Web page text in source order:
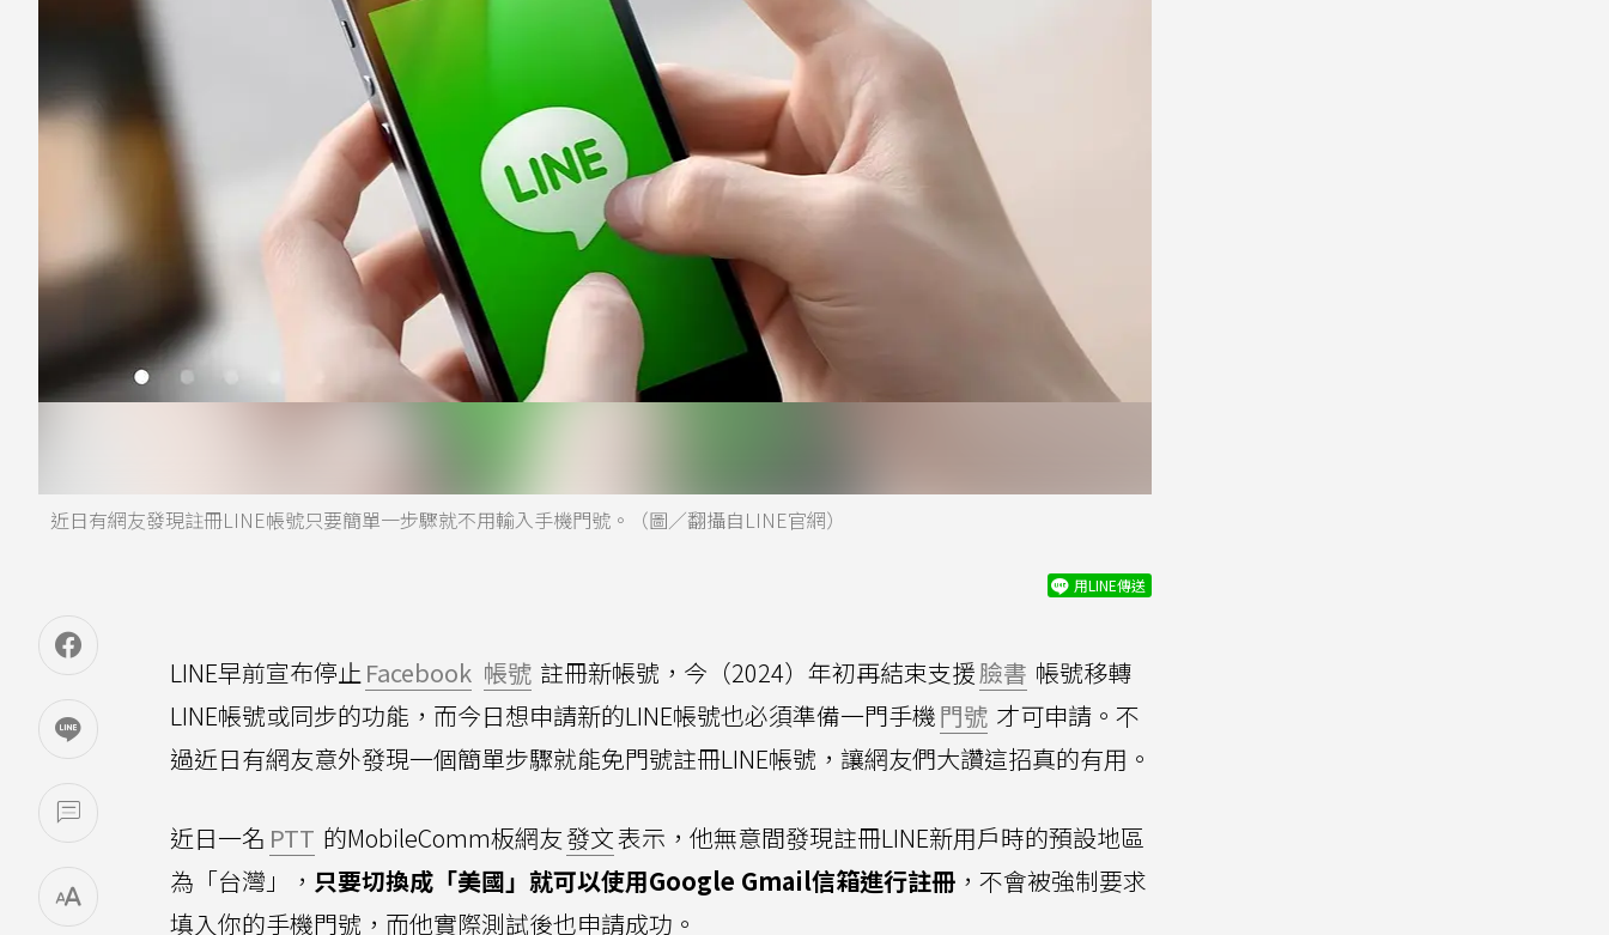
近日有網友發現註冊LINE帳號只要簡單一步驟就不用輸入手機門號。（圖／翻攝自LINE官網）
用LINE傳送
LINE早前宣布停止Facebook 帳號 註冊新帳號，今（2024）年初再結束支援臉書 帳號移轉
LINE帳號或同步的功能，而今日想申請新的LINE帳號也必須準備一門手機門號 才可申請。不
過近日有網友意外發現一個簡單步驟就能免門號註冊LINE帳號，讓網友們大讚這招真的有用。
近日一名 PTT 的MobileComm板網友發文表示，他無意間發現註冊LINE新用戶時的預設地區
為「台灣」， 只要切換成「美國」就可以使用Google Gmail信箱進行註冊 ，不會被強制要求
填入你的手機門號，而他實際測試後也申請成功。